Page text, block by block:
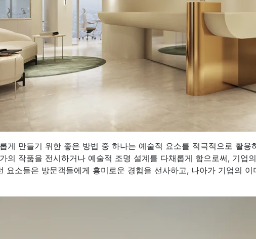
게 만들기 위한 좋은 방법 중 하나는 예술적 요소를 적극적으로 활용
의 작품을 전시하거나 예술적 조명 설계를 다채롭게 함으로써, 기업
요소들은 방문객들에게 흥미로운 경험을 선사하고, 나아가 기업의